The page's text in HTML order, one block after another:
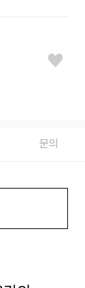
문의